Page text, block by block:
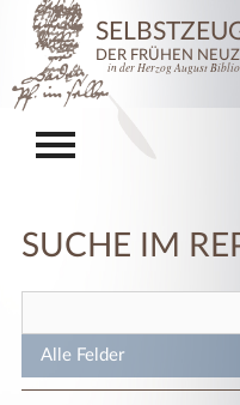
DER FRÜHEN
in der Herzog August
SUCHE IM